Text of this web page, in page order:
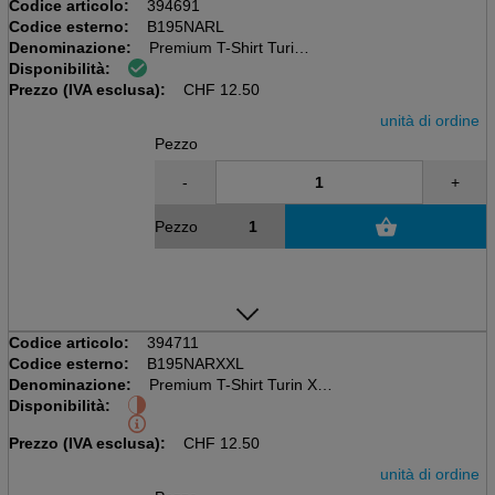
Codice articolo:
394691
Codice esterno:
B195NARL
Denominazione:
Premium T-Shirt Turin L
Cotone 100% Premium
Disponibilità:
Prezzo (IVA esclusa):
CHF 12.50
unità di ordine
Pezzo
- +
Pezzo
Codice articolo:
394711
Codice esterno:
B195NARXXL
Denominazione:
Premium T-Shirt Turin XXL
Disponibilità:
Prezzo (IVA esclusa): CHF 12.50
unità di ordine